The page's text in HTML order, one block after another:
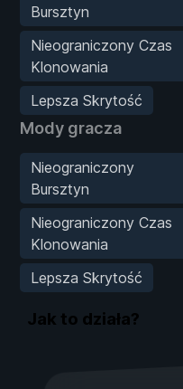
Bursztyn
Nieograniczony Czas
Klonowania
Lepsza Skrytość
Mody gracza
Nieograniczony
Bursztyn
Nieograniczony Czas
Klonowania
Lepsza Skrytość
Jak to działa?